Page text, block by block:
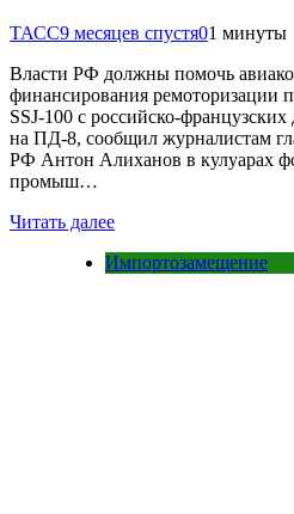
ТАСС9 месяцев спустя01 минуты
Власти РФ должны помочь
финансирования ремоторизации
SSJ-100 с российско-
на ПД-8, сообщил журналистам
РФ Антон Алиханов в кулуарах
промыш…
Читать далее
Импортозамещение